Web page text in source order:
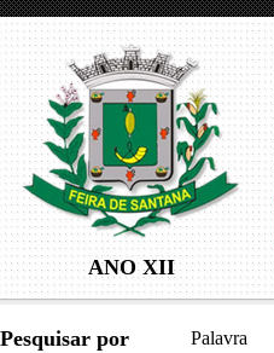
ANO XII
Pesquisar por Palavra